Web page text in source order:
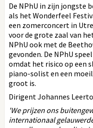
De NPhU in zijn jongste
als het Wonderfeel
een zomerconcert in
voor de grote zaal van
NPhU ook met de
gevonden. De NPhU
omdat het risico op een
piano-solist en een
groot is.
Dirigent Johannes
'We prijzen ons
internationaal